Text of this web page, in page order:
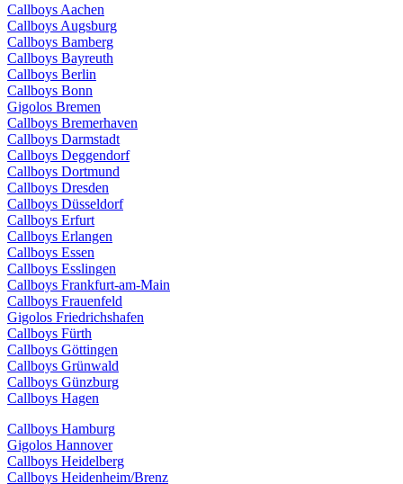
Callboys Aachen
Callboys Augsburg
Callboys Bamberg
Callboys Bayreuth
Callboys Berlin
Callboys Bonn
Gigolos Bremen
Callboys Bremerhaven
Callboys Darmstadt
Callboys Deggendorf
Callboys Dortmund
Callboys Dresden
Callboys Düsseldorf
Callboys Erfurt
Callboys Erlangen
Callboys Essen
Callboys Esslingen
Callboys Frankfurt-am-Main
Callboys Frauenfeld
Gigolos Friedrichshafen
Callboys Fürth
Callboys Göttingen
Callboys Grünwald
Callboys Günzburg
Callboys Hagen
Callboys Hamburg
Gigolos Hannover
Callboys Heidelberg
Callboys Heidenheim/Brenz